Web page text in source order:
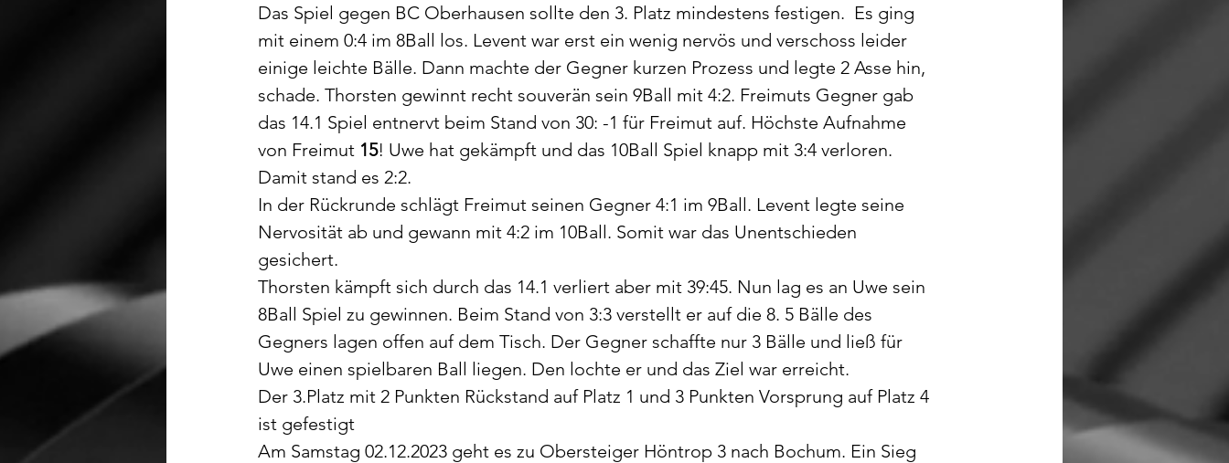
Kreisliga Pool
Das Spiel gegen BC Oberhausen sollte den 3. Platz mindestens festigen.  Es ging
mit einem 0:4 im 8Ball los. Levent war erst ein wenig nervös und verschoss leider
einige leichte Bälle. Dann machte der Gegner kurzen Prozess und legte 2 Asse hin,
schade. Thorsten gewinnt recht souverän sein 9Ball mit 4:2. Freimuts Gegner gab
das 14.1 Spiel entnervt beim Stand von 30: -1 für Freimut auf. Höchste Aufnahme
von Freimut 15! Uwe hat gekämpft und das 10Ball Spiel knapp mit 3:4 verloren.
Damit stand es 2:2.
In der Rückrunde schlägt Freimut seinen Gegner 4:1 im 9Ball. Levent legte seine
Nervosität ab und gewann mit 4:2 im 10Ball. Somit war das Unentschieden
gesichert.
Thorsten kämpft sich durch das 14.1 verliert aber mit 39:45. Nun lag es an Uwe sein
8Ball Spiel zu gewinnen. Beim Stand von 3:3 verstellt er auf die 8. 5 Bälle des
Gegners lagen offen auf dem Tisch. Der Gegner schaffte nur 3 Bälle und ließ für
Uwe einen spielbaren Ball liegen. Den lochte er und das Ziel war erreicht.
Der 3.Platz mit 2 Punkten Rückstand auf Platz 1 und 3 Punkten Vorsprung auf Platz 4
ist gefestigt
Am Samstag 02.12.2023 geht es zu Obersteiger Höntrop 3 nach Bochum. Ein Sieg